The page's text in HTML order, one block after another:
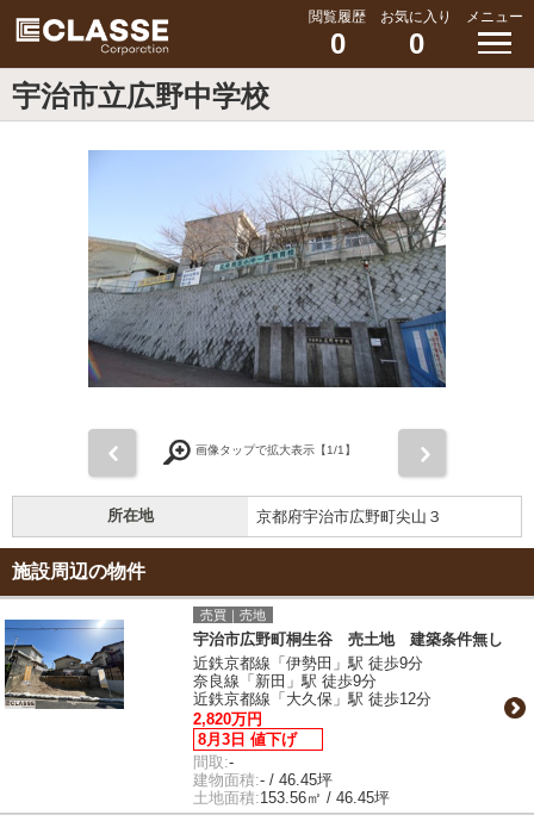
閲覧履歴
0
お気に入り
0
メニュー
宇治市立広野中学校
画像タップで拡大表示【1/1】
所在地 京都府宇治市広野町尖山３
施設周辺の物件
売買｜売地
宇治市広野町桐生谷 売土地 建築条件無し
近鉄京都線「伊勢田」駅 徒歩9分
奈良線「新田」駅 徒歩9分
近鉄京都線「大久保」駅 徒歩12分
2,820万円
8月3日 値下げ
間取:-
建物面積:- / 46.45坪
土地面積:153.56㎡ / 46.45坪